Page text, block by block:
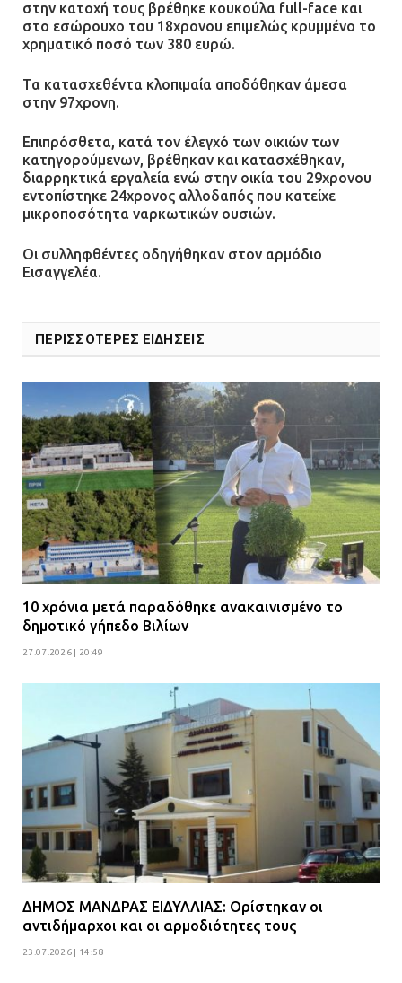
Α.Τ. Ομονοίας: Ο Εισαγγελέας
πρότεινε την αθώωση των
αστυνομικών
τους μισθούς του 2025 στο Θριάσιο
για μηχάνημα καρδιολογικών
επεμβάσεων
ΔΗΜΟΣ ΜΑΝΔΡΑΣ ΕΙΔΥΛΛΙΑΣ: Δύο
ρόπαλα και μαχαίρια σε δύο
ανήλικους
08.07.2026 | 09:38
Άνω Λιόσια: Έριξαν τα ναρκωτικά
σε σκουπιδοφάγο για να μη τα βρει
η αστυνομία – Λογάριασαν χωρίς
τον ειδικό σκύλο
07.07.2026 | 09:56
Βούλα: Κραυγή αγωνίας από
γειτονιά»
07.07.2026 | 09:48
στην κατοχή τους βρέθηκε κουκούλα full-face και
στο εσώρουχο του 18χρονου επιμελώς κρυμμένο το
χρηματικό ποσό των 380 ευρώ.
Τα κατασχεθέντα κλοπιμαία αποδόθηκαν άμεσα
στην 97χρονη.
Επιπρόσθετα, κατά τον έλεγχό των οικιών των
κατηγορούμενων, βρέθηκαν και κατασχέθηκαν,
διαρρηκτικά εργαλεία ενώ στην οικία του 29χρονου
εντοπίστηκε 24χρονος αλλοδαπός που κατείχε
μικροποσότητα ναρκωτικών ουσιών.
Οι συλληφθέντες οδηγήθηκαν στον αρμόδιο
Εισαγγελέα.
ΠΕΡΙΣΣΟΤΕΡΕΣ ΕΙΔΗΣΕΙΣ
10 χρόνια μετά παραδόθηκε ανακαινισμένο το
δημοτικό γήπεδο Βιλίων
27.07.2026 | 20:49
ΔΗΜΟΣ ΜΑΝΔΡΑΣ ΕΙΔΥΛΛΙΑΣ: Ορίστηκαν οι
αντιδήμαρχοι και οι αρμοδιότητες τους
23.07.2026 | 14:58